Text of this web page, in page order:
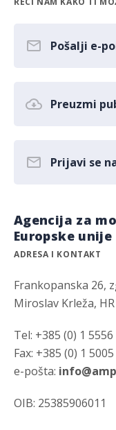
Pošalji e-
Preuzmi
Prijavi se
Agencija za
Europske unije
ADRESA I KONTAKT
Frankopanska 26,
Miroslav Krleža,
Tel: +385 (0) 1 5556
Fax: +385 (0) 1
e-pošta:
OIB: 25385906011